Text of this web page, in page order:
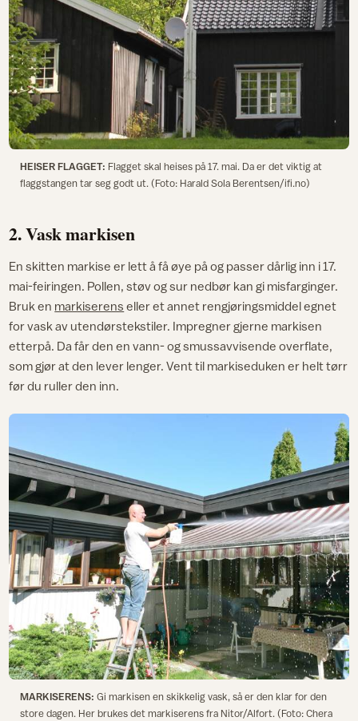
HEISER FLAGGET: Flagget skal heises på 17. mai. Da er det viktig at
flaggstangen tar seg godt ut. (Foto: Harald Sola Berentsen/ifi.no)
2. Vask markisen
En skitten markise er lett å få øye på og passer dårlig inn i 17.
mai-feiringen. Pollen, støv og sur nedbør kan gi misfarginger.
Bruk en markiserens eller et annet rengjøringsmiddel egnet
for vask av utendørstekstiler. Impregner gjerne markisen
etterpå. Da får den en vann- og smussavvisende overflate,
som gjør at den lever lenger. Vent til markiseduken er helt tørr
før du ruller den inn.
MARKISERENS: Gi markisen en skikkelig vask, så er den klar for den
store dagen. Her brukes det markiserens fra Nitor/Alfort. (Foto: Chera